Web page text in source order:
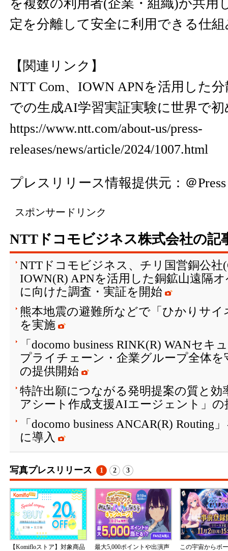
を複数の利用者(企業・組織)が共用
定を分離して安全に利用できる仕
【関連リンク】
NTT Com、IOWN APNを活用した
での生成AI学習実証実験に世界で
https://www.ntt.com/about-us/press-
releases/news/article/2024/1007.html
プレスリリース情報提供元： ＠Press
スポンサードリンク
NTTドコモビジネス株式会社の記
NTTドコモビジネス、チリ国営銅公社
IOWN(R) APNを活用した銅鉱山遠隔
に向けた調査・実証を開始
熊本地震の避難所などで「ひかりサ
を実施
「docomo business RINK(R) WANセ
プライチェーン・企業グループ全体を
の提供開始
特許出願につながる発明提案の質と効
アシート作成支援AIエージェント」の
「docomo business ANCAR(R) Routing
に導入
写真プレスリリース 1 2 3
【Komifloストア】対象商品
最大5,000ポイントや出演声
この宇宙からボ